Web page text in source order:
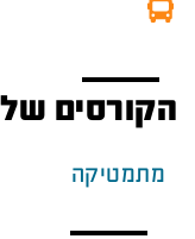
הקורסים
מתמטיקה